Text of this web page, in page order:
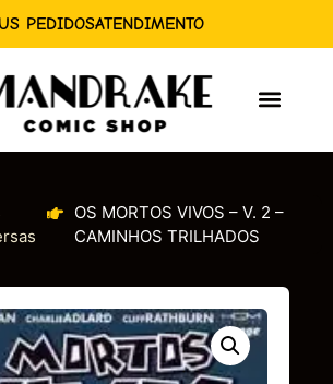
PEDIDOSATENDIMENTO
OS MORTOS VIVOS – V. 2 –
CAMINHOS TRILHADOS